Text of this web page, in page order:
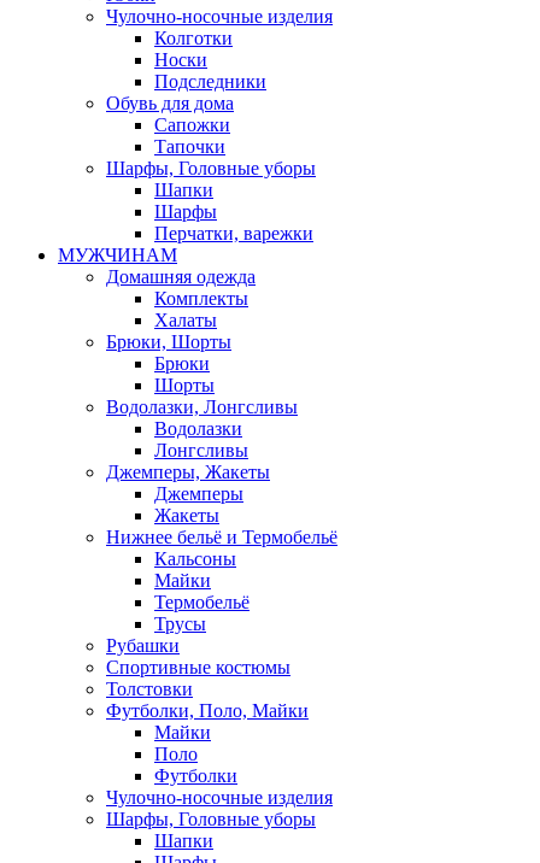
Чулочно-носочные изделия
Колготки
Носки
Подследники
Обувь для дома
Сапожки
Тапочки
Шарфы, Головные уборы
Шапки
Шарфы
Перчатки, варежки
МУЖЧИНАМ
Домашняя одежда
Комплекты
Халаты
Брюки, Шорты
Брюки
Шорты
Водолазки, Лонгсливы
Водолазки
Лонгсливы
Джемперы, Жакеты
Джемперы
Жакеты
Нижнее бельё и Термобельё
Кальсоны
Майки
Термобельё
Трусы
Рубашки
Спортивные костюмы
Толстовки
Футболки, Поло, Майки
Майки
Поло
Футболки
Чулочно-носочные изделия
Шарфы, Головные уборы
Шапки